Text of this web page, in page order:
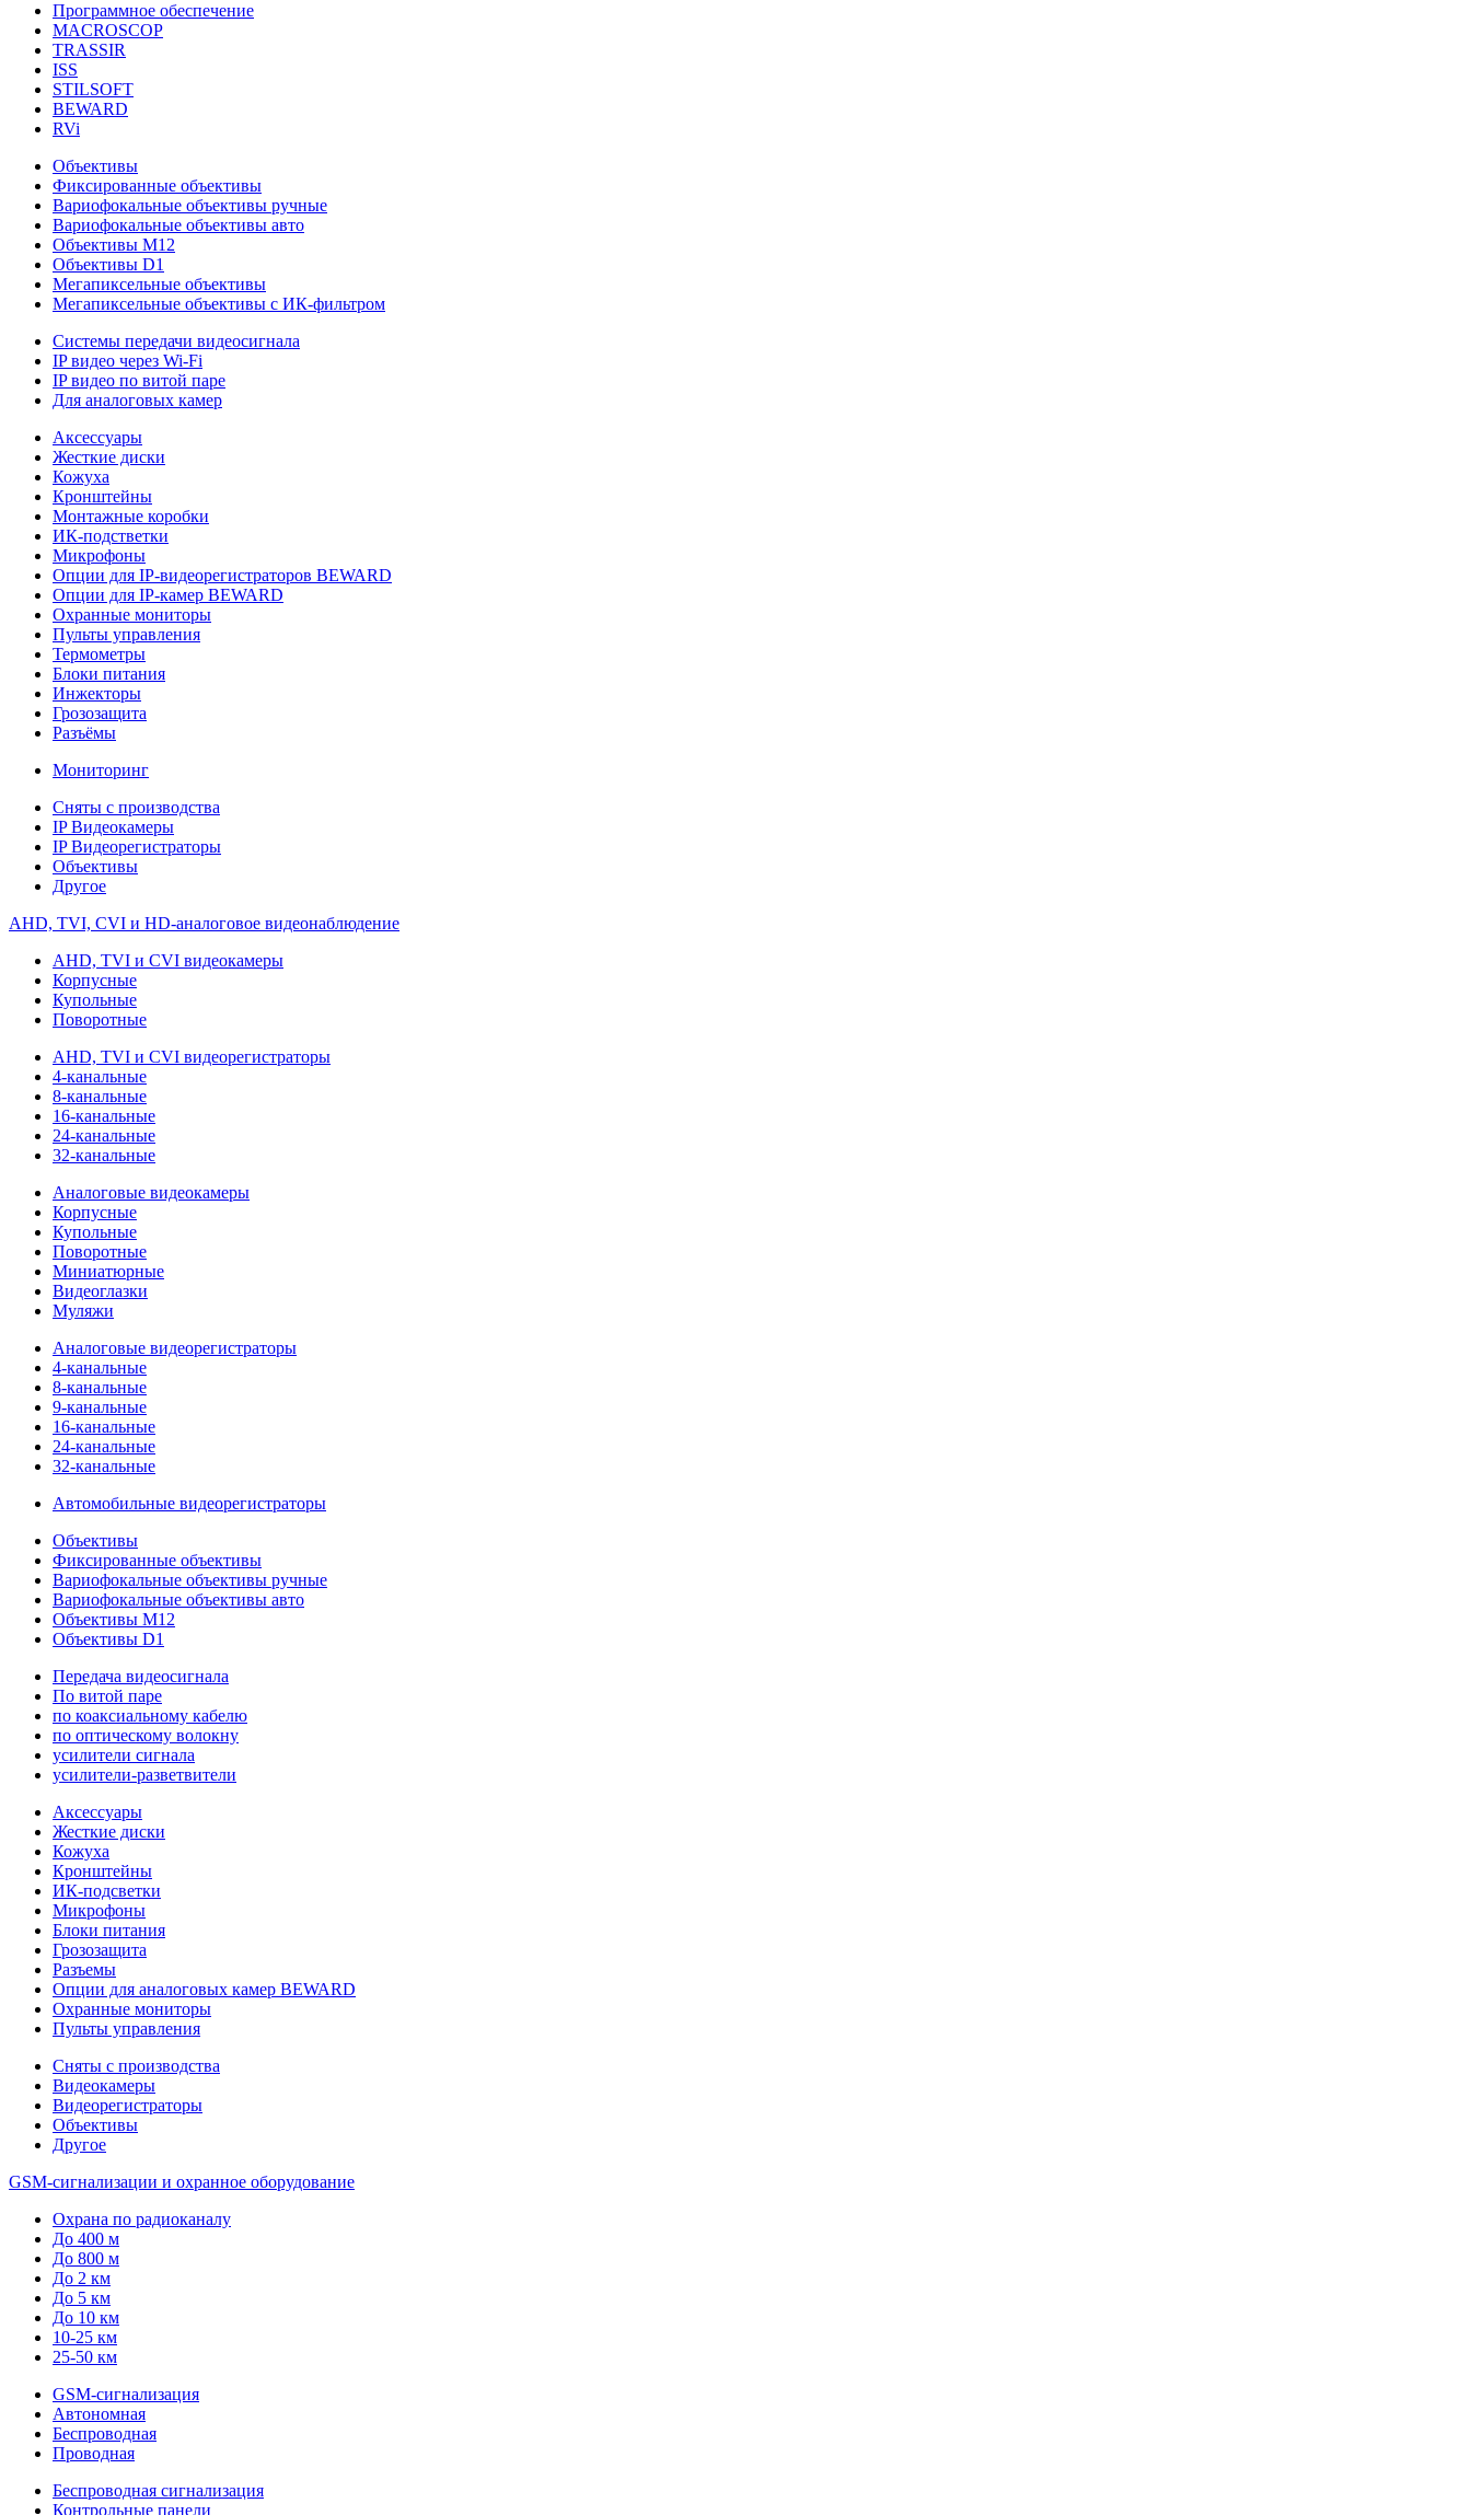
Программное обеспечение
MACROSCOP
TRASSIR
ISS
STILSOFT
BEWARD
RVi
Объективы
Фиксированные объективы
Вариофокальные объективы ручные
Вариофокальные объективы авто
Объективы М12
Объективы D1
Мегапиксельные объективы
Мегапиксельные объективы с ИК-фильтром
Системы передачи видеосигнала
IP видео через Wi-Fi
IP видео по витой паре
Для аналоговых камер
Аксессуары
Жесткие диски
Кожуха
Кронштейны
Монтажные коробки
ИК-подстветки
Микрофоны
Опции для IP-видеорегистраторов BEWARD
Опции для IP-камер BEWARD
Охранные мониторы
Пульты управления
Термометры
Блоки питания
Инжекторы
Грозозащита
Разъёмы
Мониторинг
Сняты с производства
IP Видеокамеры
IP Видеорегистраторы
Объективы
Другое
AHD, TVI, CVI и HD-аналоговое видеонаблюдение
AHD, TVI и CVI видеокамеры
Корпусные
Купольные
Поворотные
AHD, TVI и CVI видеорегистраторы
4-канальные
8-канальные
16-канальные
24-канальные
32-канальные
Аналоговые видеокамеры
Корпусные
Купольные
Поворотные
Миниатюрные
Видеоглазки
Муляжи
Аналоговые видеорегистраторы
4-канальные
8-канальные
9-канальные
16-канальные
24-канальные
32-канальные
Автомобильные видеорегистраторы
Объективы
Фиксированные объективы
Вариофокальные объективы ручные
Вариофокальные объективы авто
Объективы M12
Объективы D1
Передача видеосигнала
По витой паре
по коаксиальному кабелю
по оптическому волокну
усилители сигнала
усилители-разветвители
Аксессуары
Жесткие диски
Кожуха
Кронштейны
ИК-подсветки
Микрофоны
Блоки питания
Грозозащита
Разъемы
Опции для аналоговых камер BEWARD
Охранные мониторы
Пульты управления
Сняты с производства
Видеокамеры
Видеорегистраторы
Объективы
Другое
GSM-сигнализации и охранное оборудование
Охрана по радиоканалу
До 400 м
До 800 м
До 2 км
До 5 км
До 10 км
10-25 км
25-50 км
GSM-сигнализация
Автономная
Беспроводная
Проводная
Беспроводная сигнализация
Контрольные панели